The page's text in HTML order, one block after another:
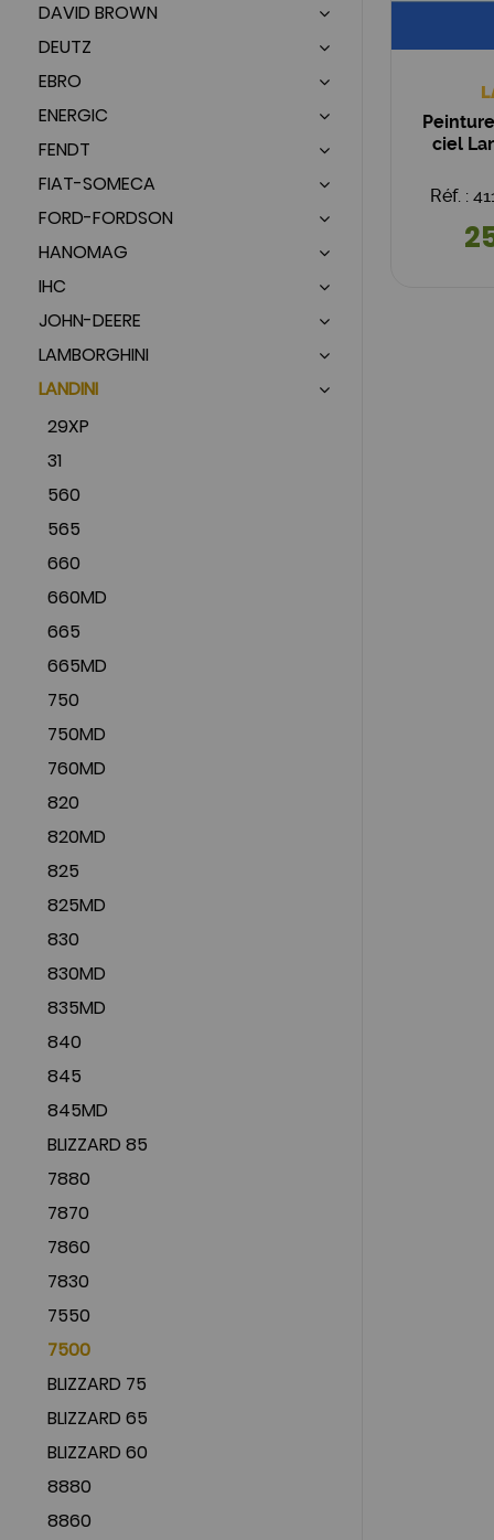
DAVID BROWN
DEUTZ
EBRO
ENERGIC
FENDT
FIAT-SOMECA
FORD-FORDSON
HANOMAG
IHC
JOHN-DEERE
LAMBORGHINI
LANDINI
29XP
31
560
565
660
660MD
665
665MD
750
750MD
760MD
820
820MD
825
825MD
830
830MD
835MD
840
845
845MD
BLIZZARD 85
7880
7870
7860
7830
7550
7500
BLIZZARD 75
BLIZZARD 65
BLIZZARD 60
8880
8860
ciel
Réf. :